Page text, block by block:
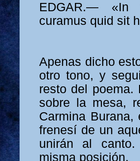
EDGAR.— «In
curamus quid sit
Apenas dicho
otro tono, y
resto del poema.
sobre la mesa,
Carmina
frenesí de un
unirán al
misma posición.